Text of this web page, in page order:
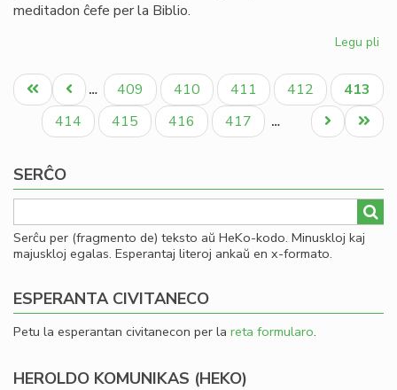
meditadon ĉefe per la Biblio.
Legu pli
de
Pagination
Unua
paĝo
Antaŭa
paĝo
… Paĝo
409 Paĝo
410 Paĝo
411 Paĝo
412
Aktuala
paĝo
413
Paĝo
414 Paĝo
415 Paĝo
416 Paĝo
417 …
Last
page
Next
page
SERĈO
Serĉu per (fragmento de) teksto aŭ HeKo-kodo. Minuskloj kaj
majuskloj egalas. Esperantaj literoj ankaŭ en x-formato.
ESPERANTA CIVITANECO
Petu la esperantan civitanecon per la reta formularo.
HEROLDO KOMUNIKAS (HEKO)